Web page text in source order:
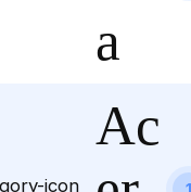
a
Ac